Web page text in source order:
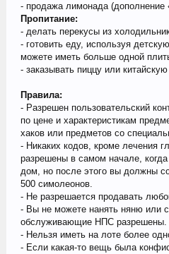
- продажа лимонада (дополнение
Пропитание:
- делать перекусы из
- готовить еду, используя
можете иметь больше одной
- заказывать пиццу или
Правила:
- Разрешен пользовательский
по цене и характеристикам
хаков или предметов со
- Никаких кодов, кроме лечения
разрешены в самом начале,
дом, но после этого вы должны
500 симолеонов.
- Не разрешается продавать
- Вы не можете нанять няню или
обслуживающие НПС разрешены.
- Нельзя иметь на лоте более
- Если какая-то вещь была